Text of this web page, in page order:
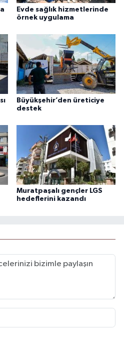
Evde sağlık hizmetlerinde
örnek uygulama
Büyükşehir’den üreticiye
destek
Muratpaşalı gençler LGS
hedeflerini kazandı